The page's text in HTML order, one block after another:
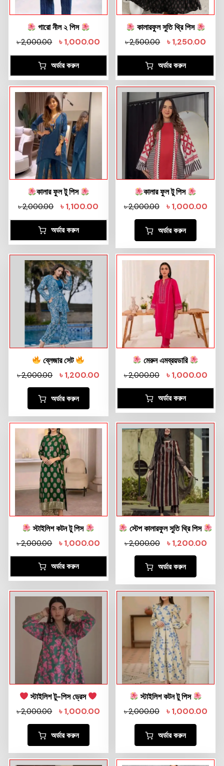
গারো নীল ২ পিস
৳2,000.00 ৳1,000.00
অর্ডার করুন
কালারফুল সুতি থ্রি পিস
৳2,500.00 ৳1,250.00
অর্ডার করুন
কালার ফুল টু পিস
৳2,000.00 ৳1,100.00
অর্ডার করুন
কালার ফুল টু পিস
৳2,000.00 ৳1,000.00
অর্ডার করুন
ব্লেজার সেট
৳2,000.00 ৳1,200.00
অর্ডার করুন
মেরুন এমব্রয়ডারি
৳2,000.00 ৳1,000.00
অর্ডার করুন
স্টাইলিশ কটন টু পিস
৳2,000.00 ৳1,000.00
অর্ডার করুন
স্টেপ কালারফুল সুতি থ্রি পিস
৳2,000.00 ৳1,200.00
অর্ডার করুন
স্টাইলিশ টু-পিস ড্রেস
৳2,000.00 ৳1,000.00
অর্ডার করুন
স্টাইলিশ কটন টু পিস
৳2,000.00 ৳1,000.00
অর্ডার করুন